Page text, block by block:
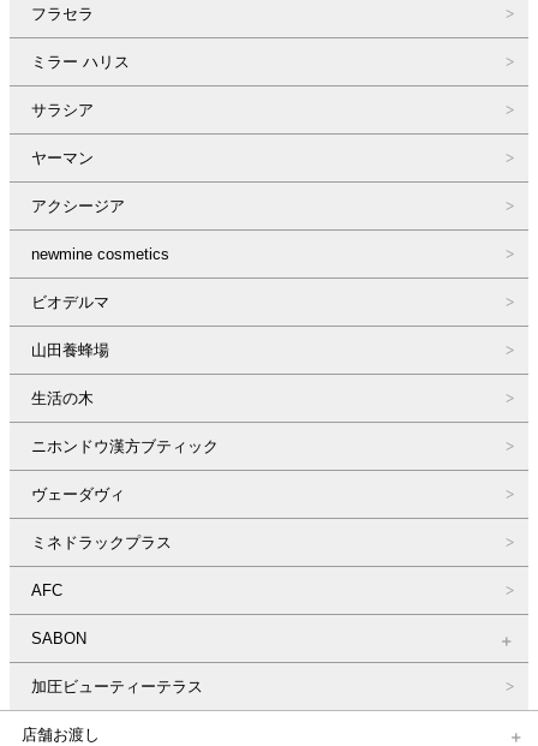
フラセラ
ミラー ハリス
サラシア
ヤーマン
アクシージア
newmine cosmetics
ビオデルマ
山田養蜂場
生活の木
ニホンドウ漢方ブティック
ヴェーダヴィ
ミネドラックプラス
AFC
SABON
加圧ビューティーテラス
店舗お渡し